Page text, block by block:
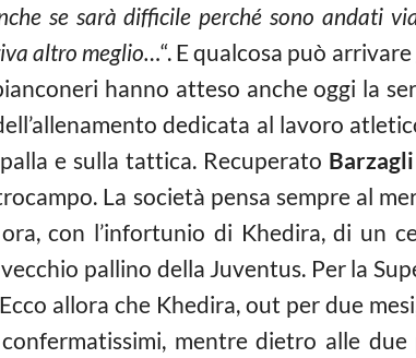
se sarà difficile perché sono andati
altro meglio…“. E qualcosa può
hanno atteso anche oggi la
dedicata al lavoro
e sulla tattica. Recuperato Barzagli
La società pensa sempre al
con l’infortunio di Khedira, di un
vecchio pallino della Juventus. Per la
allora che Khedira, out per due
mentre dietro alle